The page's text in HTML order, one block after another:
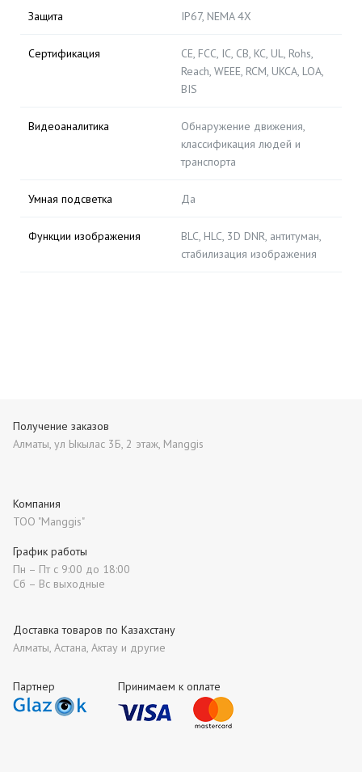
Защита IP67, NEMA 4X
Сертификация
CE, FCC, IC, CB, KC, UL, Rohs,
Reach, WEEE, RCM, UKCA, LOA,
BIS
Видеоаналитика
Обнаружение движения,
классификация людей и
транспорта
Умная подсветка Да
Функции изображения
BLC, HLC, 3D DNR, антитуман,
стабилизация изображения
Партнер Принимаем к оплате
Получение заказов
Алматы, ул Ыкылас 3Б, 2 этаж, Manggis
Компания
ТОО "Manggis"
Доставка товаров по Казахстану
Алматы, Астана, Актау и другие
График работы
Пн – Пт с 9:00 до 18:00
Сб – Вс выходные